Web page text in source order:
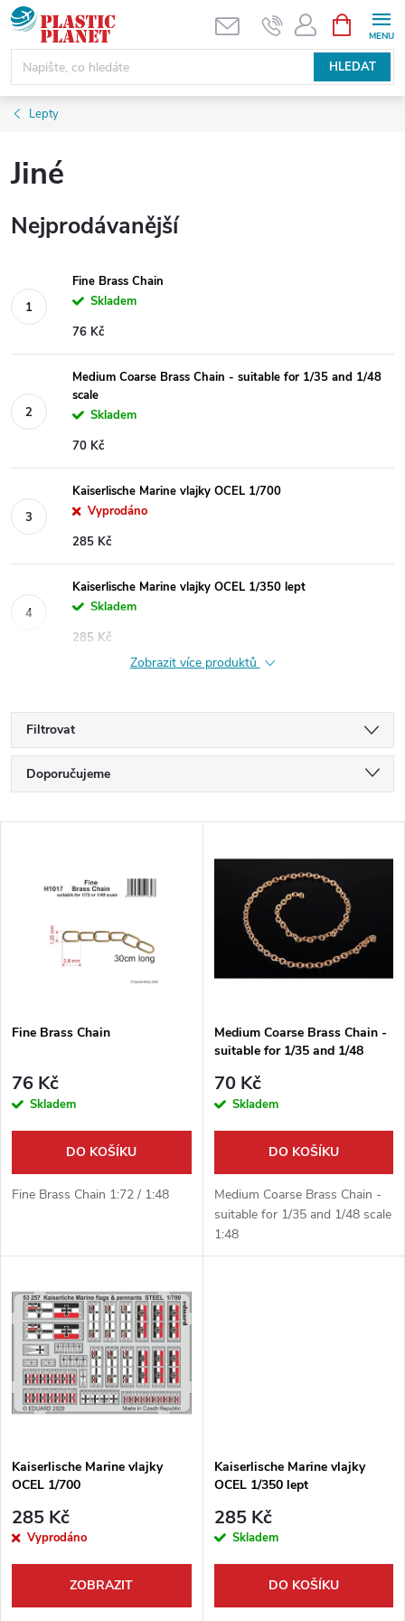
Přejít
na
obsah
HLEDAT
NÁKUPNÍ
KOŠÍK
Lepty
Jiné
Nejprodávanější
Fine Brass Chain
Skladem
76 Kč
Medium Coarse Brass Chain - suitable for 1/35 and 1/48
scale
Skladem
70 Kč
Kaiserlische Marine vlajky OCEL 1/700
Vyprodáno
285 Kč
Kaiserlische Marine vlajky OCEL 1/350 lept
Skladem
285 Kč
Zobrazit více produktů
Filtrovat
Ř
a
p
r
o
d
t
ů
Doporučujeme
Nejprodávanější
s
p
r
d
u
k
t
ů
Fine Brass Chain
76 Kč
Skladem
DO KOŠÍKU
Fine Brass Chain 1:72 / 1:48
Medium Coarse Brass Chain -
suitable for 1/35 and 1/48
70 Kč
Skladem
DO KOŠÍKU
Medium Coarse Brass Chain -
suitable for 1/35 and 1/48 scale
1:48
Kaiserlische Marine vlajky
OCEL 1/700
285 Kč
Vyprodáno
ZOBRAZIT
Kaiserlische Marine vlajky
OCEL 1/350 lept
285 Kč
Skladem
DO KOŠÍKU